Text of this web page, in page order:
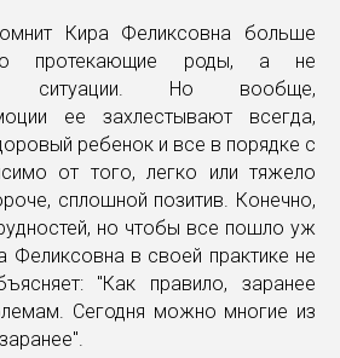
Кира Феликсовна больше
протекающие роды, а не
ситуации. Но вообще,
ее захлестывают всегда,
ребенок и все в порядке с
от того, легко или тяжело
сплошной позитив. Конечно,
но чтобы все пошло уж
Феликсовна в своей практике не
"Как правило, заранее
Сегодня можно многие из